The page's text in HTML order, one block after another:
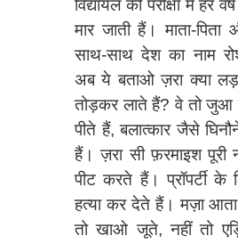
विद्यायल की परीक्षा में हर
मार जाती हैं। माता-
साथ-साथ देश का नाम
अब ये बताओ ज़रा क्या
तोड़कर लाते हैं? वे तो जुआ
पीते हैं, बलात्कार जैसे
हैं। ज़रा सी फ़रमाइश पूरी
पीट करते हैं। प्रॉपर्टी के
हत्या कर देते हैं। मज़ा
तो खाओ जूते, नहीं तो